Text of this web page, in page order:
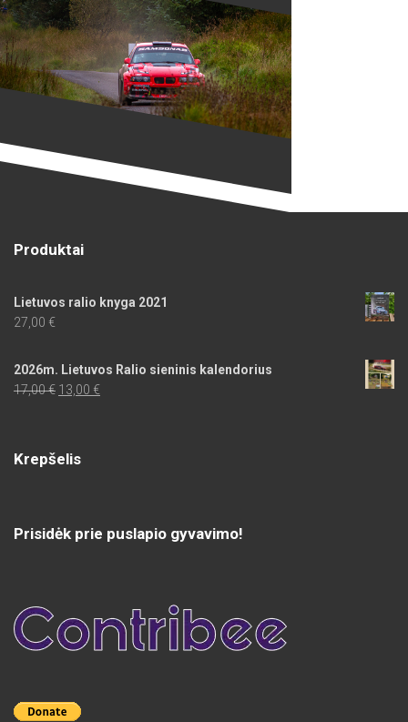
Produktai
Lietuvos ralio knyga 2021
27,00 €
2026m. Lietuvos Ralio sieninis kalendorius
17,00€ Original
13,00 €Current
Krepšelis
Prisidėk prie puslapio gyvavimo!